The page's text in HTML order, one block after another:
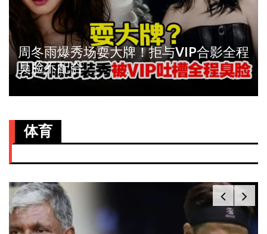
周冬雨爆秀场耍大牌！拒与VIP合影全程
臭脸不配合
体育